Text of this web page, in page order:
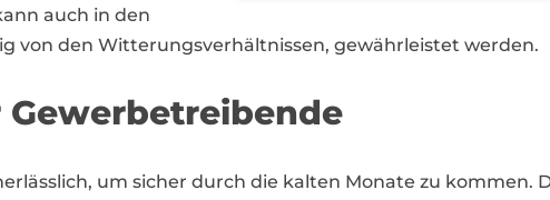
auch in den
von den Witterungsverhältnissen, gewährleistet werden.
um sicher durch die kalten Monate zu kommen.